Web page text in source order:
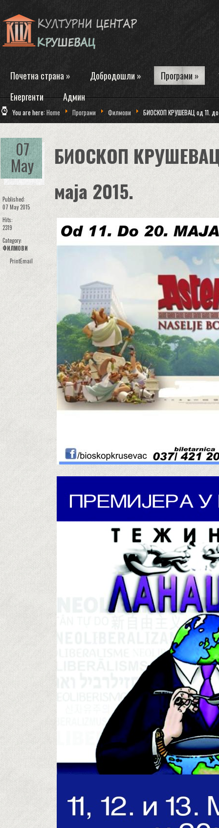
Почетна страна » Добродошли » Програми »
Енергенти
Админ
You are here:Home Програми Филмови БИОСКОП КРУШЕВАЦ од 11.
07
May
Published:
07 May 2015
Hits:
2319
Category:
ФИЛМОВИ
PrintEmail
БИОСКОП
маја 2015.